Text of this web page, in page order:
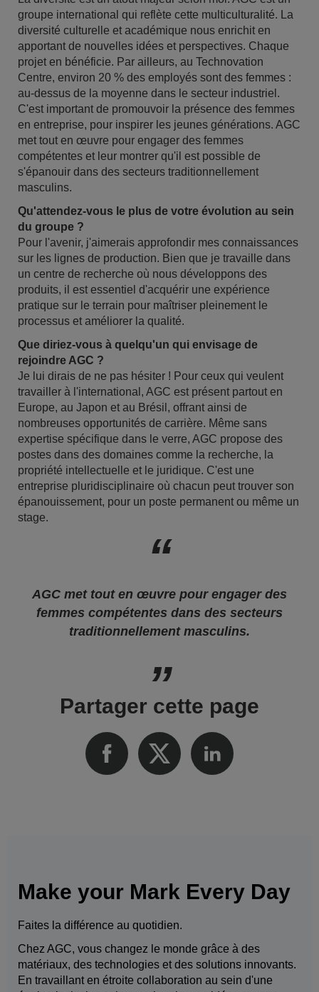
groupe international qui reflète cette multiculturalité. La
diversité culturelle et académique nous enrichit en
apportant de nouvelles idées et perspectives. Chaque
projet en bénéficie. Par ailleurs, au Technovation
Centre, environ 20 % des employés sont des femmes :
au-dessus de la moyenne dans le secteur industriel.
C'est important de promouvoir la présence des femmes
en entreprise, pour inspirer les jeunes générations. AGC
met tout en œuvre pour engager des femmes
compétentes et leur montrer qu'il est possible de
s'épanouir dans des secteurs traditionnellement
masculins.
Qu'attendez-vous le plus de votre évolution au sein
du groupe ?
Pour l'avenir, j'aimerais approfondir mes connaissances
sur les lignes de production. Bien que je travaille dans
un centre de recherche où nous développons des
produits, il est essentiel d'acquérir une expérience
pratique sur le terrain pour maîtriser pleinement le
processus et améliorer la qualité.
Que diriez-vous à quelqu'un qui envisage de
rejoindre AGC ?
Je lui dirais de ne pas hésiter ! Pour ceux qui veulent
travailler à l'international, AGC est présent partout en
Europe, au Japon et au Brésil, offrant ainsi de
nombreuses opportunités de carrière. Même sans
expertise spécifique dans le verre, AGC propose des
postes dans des domaines comme la recherche, la
propriété intellectuelle et le juridique. C'est une
entreprise pluridisciplinaire où chacun peut trouver son
épanouissement, pour un poste permanent ou même un
stage.
AGC met tout en œuvre pour engager des
femmes compétentes dans des secteurs
traditionnellement masculins.
Partager cette page
Make your Mark Every Day
Faites la différence au quotidien.
Chez AGC, vous changez le monde grâce à des
matériaux, des technologies et des solutions innovants.
En travaillant en étroite collaboration au sein d'une